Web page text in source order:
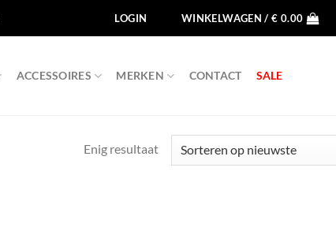
LOGIN WINKELWAGEN /€ 0.00
ACCESSOIRES MERKEN CONTACT SALE
Enig resultaat